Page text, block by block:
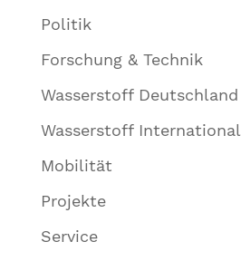
Politik
Forschung & Technik
Wasserstoff Deutschland
Wasserstoff International
Mobilität
Projekte
Service